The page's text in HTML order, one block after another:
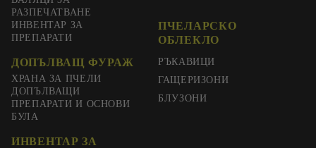
РАЗПЕЧАТВАНЕ
ИНВЕНТАР ЗА
ПРЕПАРАТИ
ДОПЪЛВАЩ ФУРАЖ
ХРАНА ЗА ПЧЕЛИ
ДОПЪЛВАЩИ
ПРЕПАРАТИ И ОСНОВИ
ПЧЕЛАРСКО
ОБЛЕКЛО
РЪКАВИЦИ
ГАЩЕРИЗОНИ
БЛУЗОНИ
БУЛА
ИНВЕНТАР ЗА